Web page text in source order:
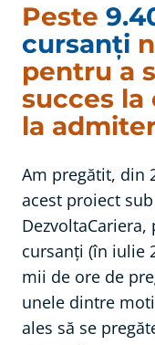
Peste
cursanți
pentru a
succes la
la
Am pregătit, din
acest proiect
DezvoltaCariera,
cursanți (în iulie
mii de ore de
unele dintre
ales să se